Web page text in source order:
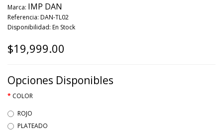
Marca: IMP DAN
Referencia: DAN-TL02
Disponibilidad: En Stock
$19,999.00
Opciones Disponibles
COLOR
ROJO
PLATEADO